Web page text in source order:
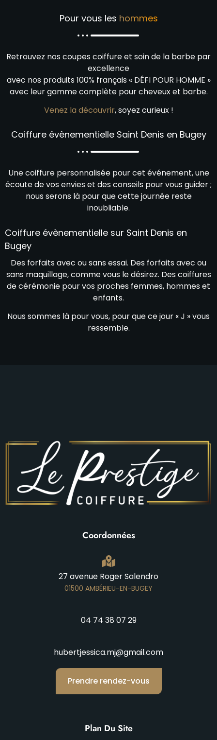
Pour vous les hommes
Retrouvez nos coupes coiffure et soin de la barbe par
excellence
avec nos produits 100% français « DÉFI POUR HOMME »
avec leur gamme complète pour cheveux et barbe.
Venez la découvrir, soyez curieux !
Coiffure évènementielle Saint Denis en Bugey
Une coiffure personnalisée pour cet événement, une
écoute de vos envies et des conseils pour vous guider ;
nous serons là pour que cette journée reste
inoubliable.
Coiffure évènementielle sur Saint Denis en
Bugey
Des forfaits avec ou sans essai. Des forfaits avec ou
sans maquillage, comme vous le désirez. Des coiffures
de cérémonie pour vos proches femmes, hommes et
enfants.
Nous sommes là pour vous, pour que ce jour « J » vous
ressemble.
Coordonnées
27 avenue Roger Salendro
01500 AMBÉRIEU-EN-BUGEY
04 74 38 07 29
hubertjessica.mj@gmail.com
Prendre rendez-vous
Plan Du Site